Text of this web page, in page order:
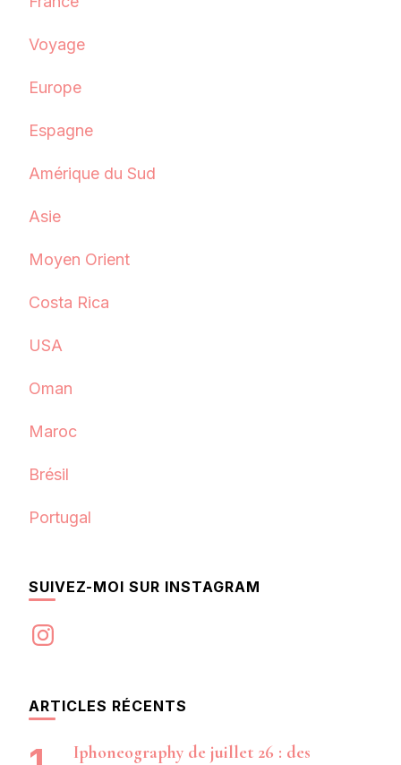
Voyage
Europe
Espagne
Amérique du Sud
Asie
Moyen Orient
Costa Rica
USA
Oman
Maroc
Brésil
Portugal
SUIVEZ-MOI SUR INSTAGRAM
Instagram
ARTICLES RÉCENTS
Iphoneography de juillet 26 : des